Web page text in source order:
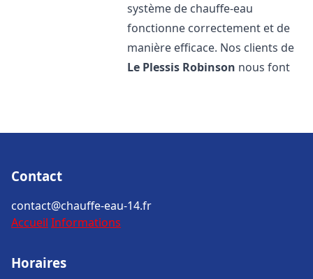
système de chauffe-eau
fonctionne correctement et de
manière efficace. Nos clients de
Le Plessis Robinson nous font
Contact
contact@chauffe-eau-14.fr
Accueil Informations
Horaires